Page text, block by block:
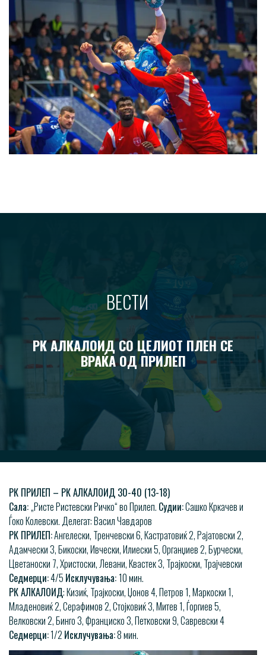
ВЕСТИ
РК АЛКАЛОИД СО ЦЕЛИОТ ПЛЕН СЕ
ВРАЌА ОД ПРИЛЕП
РК ПРИЛЕП – РК АЛКАЛОИД 30-40 (13-18)
Сала:„Ристе Ристевски Ричко“ во Прилеп. Судии:Сашко Кркачев и
Ѓоко Колевски. Делегат: Васил Чавдаров
РК ПРИЛЕП:Ангелески, Тренчевски 6, Кастратовиќ 2, Рајатовски 2,
Адамчески 3, Бикоски, Ивчески, Илиески 5, Органџиев 2, Бурчески,
Цветаноски 7, Христоски, Левани, Квастек 3, Трајкоски, Трајчевски
Седмерци:4/5 Исклучувања:10 мин.
РК АЛКАЛОИД: Кизиќ, Трајкоски, Џонов 4, Петров 1, Маркоски 1,
Младеновиќ 2, Серафимов 2, Стојковиќ 3, Митев 1, Ѓоргиев 5,
Велковски 2, Бинго 3, Франциско 3, Петковски 9, Савревски 4
Седмерци:1/2 Исклучувања:8 мин.